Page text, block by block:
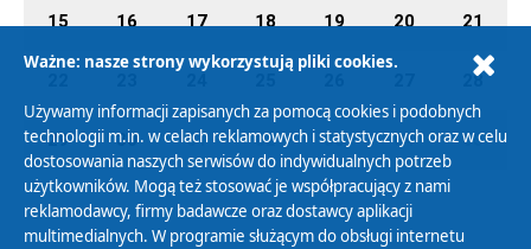
15 16 17 18 19 20 21
28
29 30 01 02 03 04 05
Ważne: nasze strony wykorzystują pliki cookies.
Używamy informacji zapisanych za pomocą cookies i podobnych
technologii m.in. w celach reklamowych i statystycznych oraz w celu
dostosowania naszych serwisów do indywidualnych potrzeb
użytkowników. Mogą też stosować je współpracujący z nami
reklamodawcy, firmy badawcze oraz dostawcy aplikacji
multimedialnych. W programie służącym do obsługi internetu